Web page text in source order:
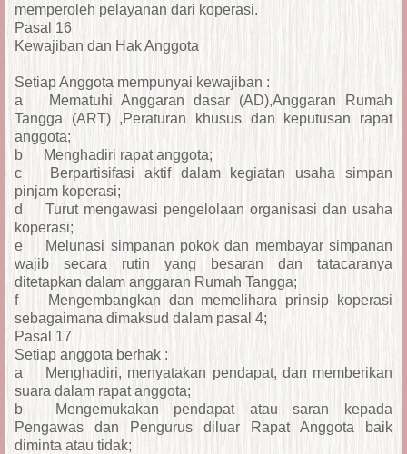
memperoleh pelayanan dari koperasi.
Pasal 16
Kewajiban dan Hak Anggota
Setiap Anggota mempunyai kewajiban :
a
Mematuhi Anggaran dasar (AD),Anggaran Rumah
Tangga (ART) ,Peraturan khusus dan keputusan rapat
anggota;
b
Menghadiri rapat anggota;
c
Berpartisifasi aktif dalam kegiatan usaha simpan
pinjam koperasi;
d
Turut mengawasi pengelolaan organisasi dan usaha
koperasi;
e
Melunasi simpanan pokok dan membayar simpanan
wajib secara rutin yang besaran dan tatacaranya
ditetapkan dalam anggaran Rumah Tangga;
f
Mengembangkan dan memelihara prinsip koperasi
sebagaimana dimaksud dalam pasal 4;
Pasal 17
Setiap anggota berhak :
a
Menghadiri, menyatakan pendapat, dan memberikan
suara dalam rapat anggota;
b
Mengemukakan pendapat atau saran kepada
Pengawas dan Pengurus diluar Rapat Anggota baik
diminta atau tidak;